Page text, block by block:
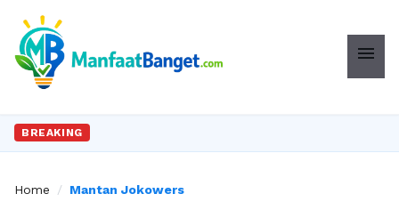
menu
BREAKING
Home / Mantan Jokowers